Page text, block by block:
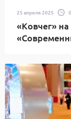
25 апреля 2025
«Ковчег»